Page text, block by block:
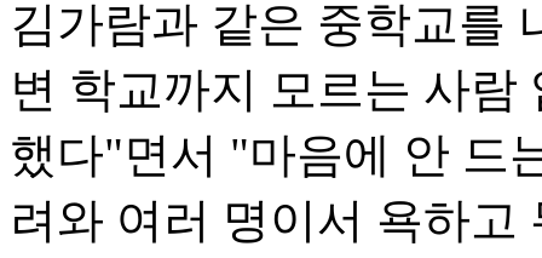
김가람과 같은 중학교를
변 학교까지 모르는 사람
했다"면서 "마음에 안 드
려와 여러 명이서 욕하고